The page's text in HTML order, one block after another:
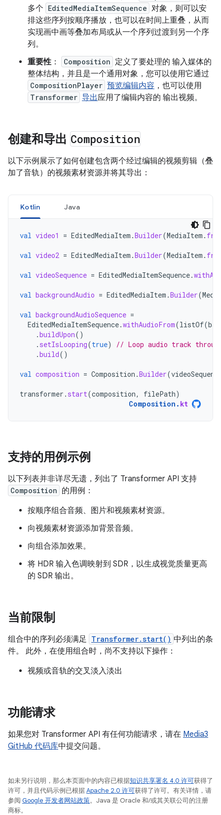
多个 EditedMediaItemSequence 对象，则可以安
排这些序列按顺序播放，也可以在时间上重叠，从而
实现画中画等叠加布局或从一个序列过渡到另一个序
列。
重要性 ： Composition 定义了要处理的 输入媒体的
整体结构，并且是一个通用对象，您可以使用它通过
CompositionPlayer 预览编辑内容 ，也可以使用
Transformer 导出应用了编辑内容的 输出视频。
创建和导出 Composition
以下示例展示了如何创建包含两个经过编辑的视频剪辑（叠
加了音轨）的视频素材资源并将其导出：
Kotlin Java
val video1 = EditedMediaItem .Builder(MediaItem .
val video2 = EditedMediaItem .Builder(MediaItem .
val videoSequence = EditedMediaItemSequence.
val backgroundAudio = EditedMediaItem .Builder(
val backgroundAudioSequence =
EditedMediaItemSequence.withAudioFrom(listOf(
.buildUpon()
. setIsLooping(true)
// Loop audio track
.build()
val composition = Composition .Builder(
transformer . start(composition, filePath)
Composition . kt
支持的用例示例
以下列表并非详尽无遗，列出了 Transformer API 支持
Composition 的用例：
按顺序组合音频、图片和视频素材资源。
向视频素材资源添加背景音频。
向组合添加效果。
将 HDR 输入色调映射到 SDR，以生成视觉质量更高
的 SDR 输出。
当前限制
组合中的序列必须满足 Transformer.start() 中列出的条
件。 此外，在使用组合时，尚不支持以下操作：
视频或音轨的交叉淡入淡出
功能请求
如果您对 Transformer API 有任何功能请求，请在 Media3
GitHub 代码库中提交问题。
如未另行说明，那么本页面中的内容已根据知识共享署名 4.0 许可获得了
许可，并且代码示例已根据Apache 2.0 许可获得了许可。有关详情，请
参阅 Google 开发者网站政策。Java 是 Oracle 和/或其关联公司的注册
商标。